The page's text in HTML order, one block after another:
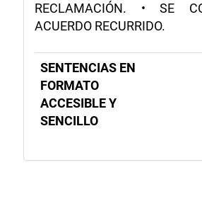
RECLAMACIÓN. • SE
ACUERDO RECURRIDO.
SENTENCIAS EN
FORMATO
ACCESIBLE Y
SENCILLO